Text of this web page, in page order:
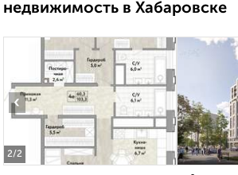
недвижимость в Хабаровске
2/2
‹